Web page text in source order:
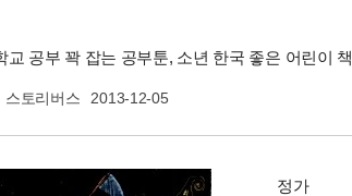
교 공부 꽉 잡는 공부툰, 소년 한국 좋은 어린이 책
스토리버스 2013-12-05
정가